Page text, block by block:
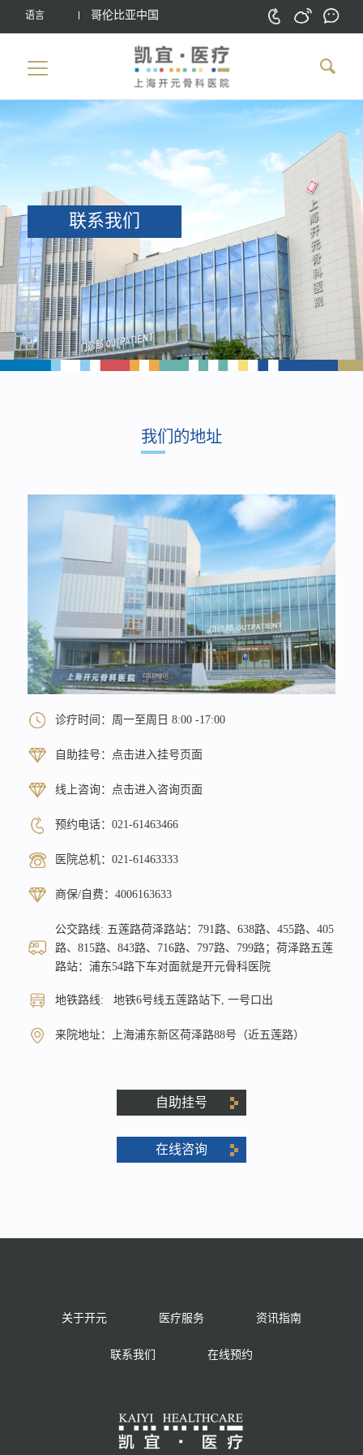
语言 哥伦比亚中国
联系我们
我们的地址
诊疗时间：周一至周日 8:00 -17:00
自助挂号： 点击进入挂号页面
线上咨询： 点击进入咨询页面
预约电话： 021-61463466
医院总机： 021-61463333
商保/自费： 4006163633
公交路线: 五莲路荷泽路站：791路、638路、455路、405
路、815路、843路、716路、797路、799路；荷泽路五莲
路站：浦东54路下车对面就是开元骨科医院
地铁路线: 地铁6号线五莲路站下, 一号口出
来院地址：上海浦东新区荷泽路88号（近五莲路）
自助挂号
在线咨询
关于开元 医疗服务 资讯指南
联系我们 在线预约